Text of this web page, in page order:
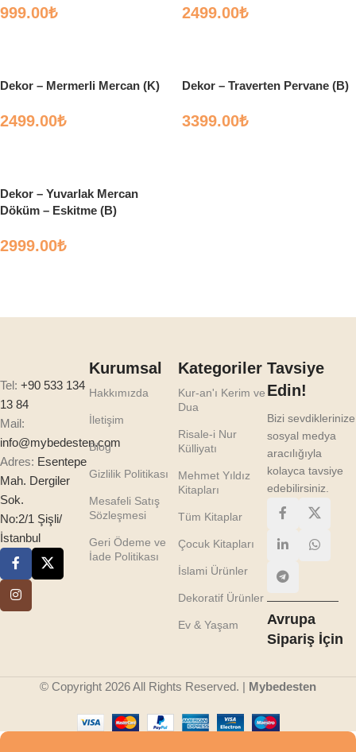
999.00₺ 2499.00₺
Dekor – Mermerli Mercan (K)
2499.00₺
Dekor – Traverten Pervane (B)
3399.00₺
Dekor – Yuvarlak Mercan
Döküm – Eskitme (B)
2999.00₺
Tel: +90 533 134
13 84
Mail:
info@mybedesten.com
Adres: Esentepe
Mah. Dergiler
Sok.
No:2/1 Şişli/
İstanbul
Kurumsal
Hakkımızda
İletişim
Blog
Gizlilik Politikası
Mesafeli Satış
Sözleşmesi
Geri Ödeme ve
İade Politikası
Kategoriler
Kur-an'ı Kerim ve
Dua
Risale-i Nur
Külliyatı
Mehmet Yıldız
Kitapları
Tüm Kitaplar
Çocuk Kitapları
İslami Ürünler
Dekoratif Ürünler
Ev & Yaşam
Tavsiye
Edin!
Bizi sevdiklerinize
sosyal medya
aracılığıyla
kolayca tavsiye
edebilirsiniz.
Avrupa
Sipariş İçin
© Copyright 2026 All Rights Reserved. | Mybedesten